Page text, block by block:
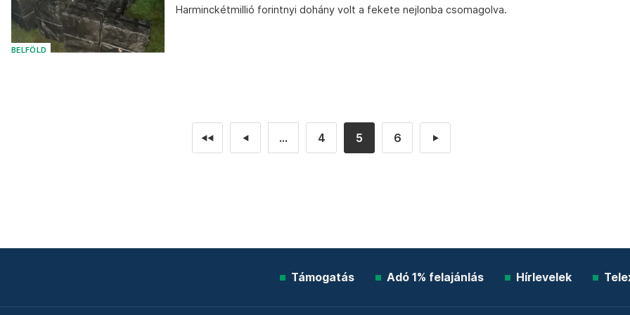
BELFÖLD
Harminckétmillió forintnyi dohány volt a fekete nejlonba csomagolva.
◄◄ ◄ ... 4 5 6 ►
Támogatás Adó 1% felajánlás Hírlevelek